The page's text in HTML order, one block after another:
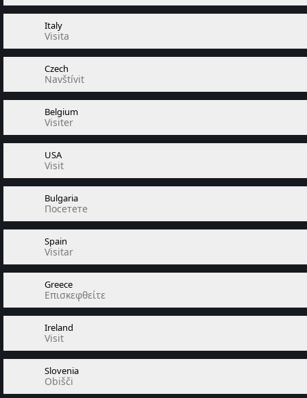
Italy
Visita
Czech
Navštívit
Belgium
Visiter
USA
Visit
Bulgaria
Посетете
Spain
Visitar
Greece
Επισκεφθείτε
Ireland
Visit
Slovenia
Obišči